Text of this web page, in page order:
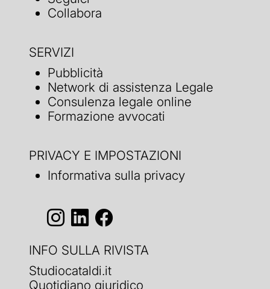
Collabora
SERVIZI
Pubblicità
Network di assistenza Legale
Consulenza legale online
Formazione avvocati
PRIVACY E IMPOSTAZIONI
Informativa sulla privacy
INFO SULLA RIVISTA
Studiocataldi.it
Quotidiano giuridico